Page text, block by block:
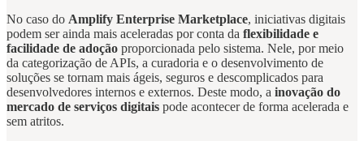
No caso do Amplify Enterprise Marketplace, iniciativas digitais
podem ser ainda mais aceleradas por conta da flexibilidade e
facilidade de adoção proporcionada pelo sistema. Nele, por meio
da categorização de APIs, a curadoria e o desenvolvimento de
soluções se tornam mais ágeis, seguros e descomplicados para
desenvolvedores internos e externos. Deste modo, a inovação do
mercado de serviços digitais pode acontecer de forma acelerada e
sem atritos.